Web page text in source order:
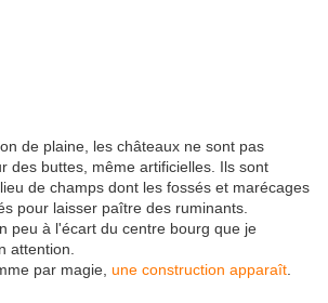
de plaine, les châteaux ne sont pas
des buttes, même artificielles. Ils sont
de champs dont les fossés et marécages
pour laisser paître des ruminants.
peu à l'écart du centre bourg que je
attention.
par magie, une construction apparaît